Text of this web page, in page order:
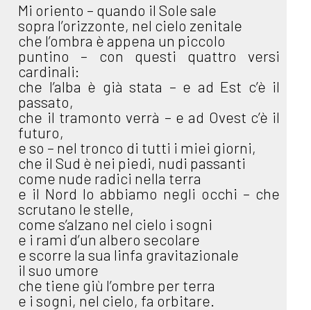
Mi oriento – quando il Sole sale
sopra l’orizzonte, nel cielo zenitale
che l’ombra è appena un piccolo
puntino – con questi quattro versi
cardinali:
che l’alba è già stata – e ad Est c’è il
passato,
che il tramonto verrà – e ad Ovest c’è il
futuro,
e so – nel tronco di tutti i miei giorni,
che il Sud è nei piedi, nudi passanti
come nude radici nella terra
e il Nord lo abbiamo negli occhi – che
scrutano le stelle,
come s’alzano nel cielo i sogni
e i rami d’un albero secolare
e scorre la sua linfa gravitazionale
il suo umore
che tiene giù l’ombre per terra
e i sogni, nel cielo, fa orbitare.